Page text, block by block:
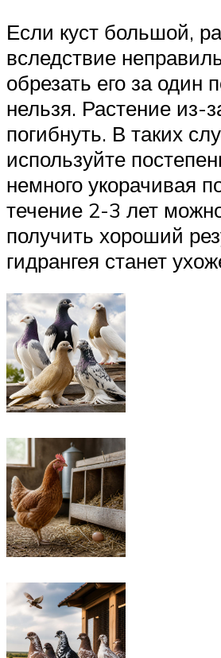
Если куст большой,
вследствие
обрезать его за один
нельзя. Растение из-
погибнуть. В таких
используйте
немного укорачивая
течение 2-3 лет
получить хороший
гидрангея станет